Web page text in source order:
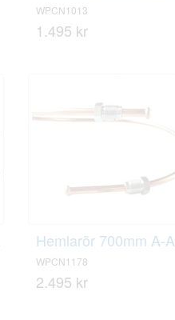
WPCN1013
1.495 kr
Hemlarör 700mm A-A
WPCN1178
2.495 kr